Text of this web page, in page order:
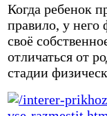
Когда ребенок
правило, у него
своё
отличаться от
стадии